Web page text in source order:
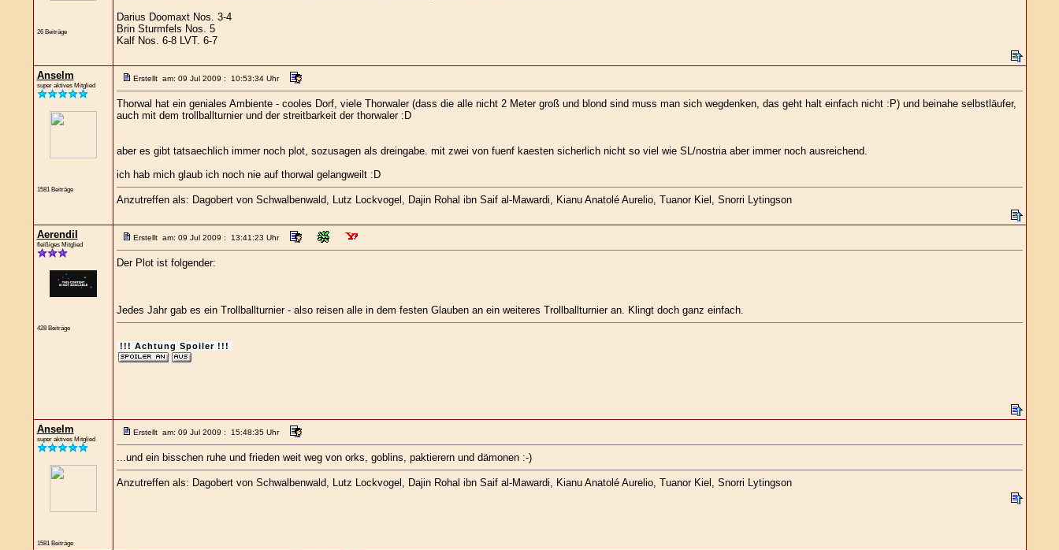
26 Beiträge
Darius Doomaxt Nos. 3-4
Brin Sturmfels Nos. 5
Kalf Nos. 6-8 LVT. 6-7
Anselm
super aktives Mitglied
1581 Beiträge
Erstellt am: 09 Jul 2009 : 10:53:34 Uhr
Thorwal hat ein geniales Ambiente - cooles Dorf, viele Thorwaler (dass die alle nicht 2 Meter groß und blond sind muss man sich wegdenken, das geht halt einfach nicht :P) und beinahe selbstläufer,
auch mit dem trollballturnier und der streitbarkeit der thorwaler :D
aber es gibt tatsaechlich immer noch plot, sozusagen als dreingabe. mit zwei von fuenf kaesten sicherlich nicht so viel wie SL/nostria aber immer noch ausreichend.
ich hab mich glaub ich noch nie auf thorwal gelangweilt :D
Anzutreffen als: Dagobert von Schwalbenwald, Lutz Lockvogel, Dajin Rohal ibn Saif al-Mawardi, Kianu Anatolé Aurelio, Tuanor Kiel, Snorri Lytingson
Aerendil
fleißiges Mitglied
428 Beiträge
Erstellt am: 09 Jul 2009 : 13:41:23 Uhr
Der Plot ist folgender:
Jedes Jahr gab es ein Trollballturnier - also reisen alle in dem festen Glauben an ein weiteres Trollballturnier an. Klingt doch ganz einfach.
!!! Achtung Spoiler !!!
Anselm
super aktives Mitglied
1581 Beiträge
Erstellt am: 09 Jul 2009 : 15:48:35 Uhr
...und ein bisschen ruhe und frieden weit weg von orks, goblins, paktierern und dämonen :-)
Anzutreffen als: Dagobert von Schwalbenwald, Lutz Lockvogel, Dajin Rohal ibn Saif al-Mawardi, Kianu Anatolé Aurelio, Tuanor Kiel, Snorri Lytingson